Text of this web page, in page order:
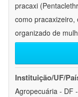
pracaxi
como
organizado de
Instituição/UF/
Agropecuária - DF